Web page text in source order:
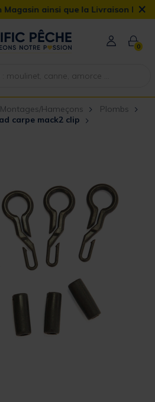
la Livraison Domicile offerte dès
×
0
Hameçons
Plombs
carpe mack2 clip